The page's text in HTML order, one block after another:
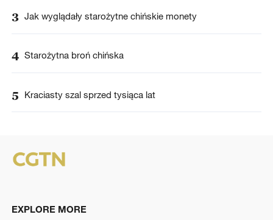
3 Jak wyglądały starożytne chińskie monety
4 Starożytna broń chińska
5 Kraciasty szal sprzed tysiąca lat
EXPLORE MORE